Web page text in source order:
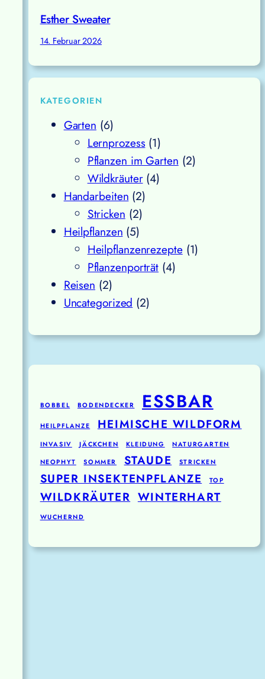
Esther Sweater
14. Februar 2026
KATEGORIEN
Garten (6)
Lernprozess(1)
Pflanzen im Garten (2)
Wildkräuter(4)
Handarbeiten (2)
Stricken (2)
Heilpflanzen (5)
Heilpflanzenrezepte(1)
Pflanzenporträt (4)
Reisen (2)
Uncategorized (2)
BOBBEL BODENDECKER ESSBAR
HEILPFLANZE HEIMISCHE WILDFORM
INVASIV JÄCKCHEN KLEIDUNG
NATURGARTEN
NEOPHYT
SOMMER STAUDE STRICKEN
SUPER INSEKTENPFLANZE TOP
WILDKRÄUTER WINTERHART
WUCHERND